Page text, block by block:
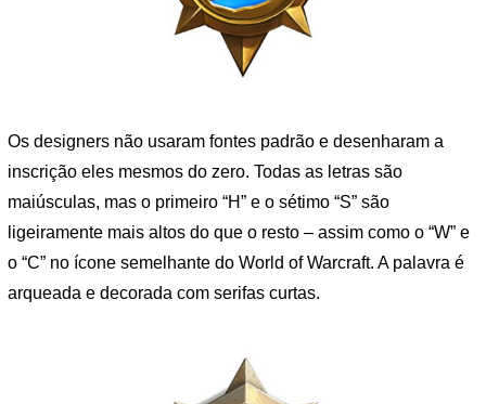
Os designers não usaram fontes padrão e desenharam a
inscrição eles mesmos do zero. Todas as letras são
maiúsculas, mas o primeiro “H” e o sétimo “S” são
ligeiramente mais altos do que o resto – assim como o “W” e
o “C” no ícone semelhante do World of Warcraft. A palavra é
arqueada e decorada com serifas curtas.